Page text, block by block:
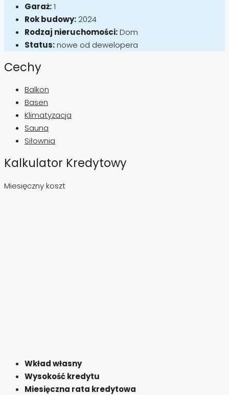
Garaż:1
Rok budowy: 2024
Rodzaj nieruchomości:Dom
Status:nowe od dewelopera
Cechy
Balkon
Basen
Klimatyzacja
Sauna
Siłownia
Kalkulator Kredytowy
Miesięczny koszt
Wkład własny
Wysokość kredytu
Miesięczna rata kredytowa